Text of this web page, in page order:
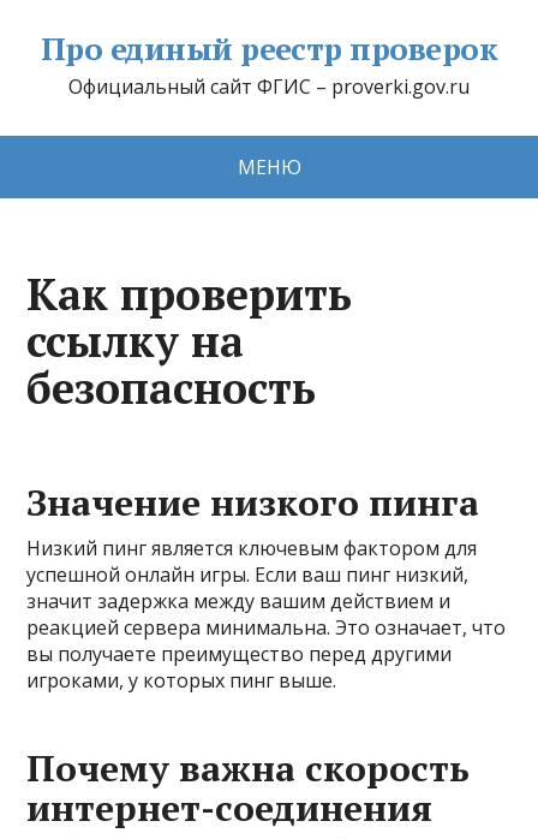
Про единый реестр проверок
Официальный сайт ФГИС – proverki.gov.ru
МЕНЮ
Как проверить
ссылку на
безопасность
Значение низкого пинга
Низкий пинг является ключевым фактором для
успешной онлайн игры. Если ваш пинг низкий,
значит задержка между вашим действием и
реакцией сервера минимальна. Это означает, что
вы получаете преимущество перед другими
игроками, у которых пинг выше.
Почему важна скорость
интернет-соединения